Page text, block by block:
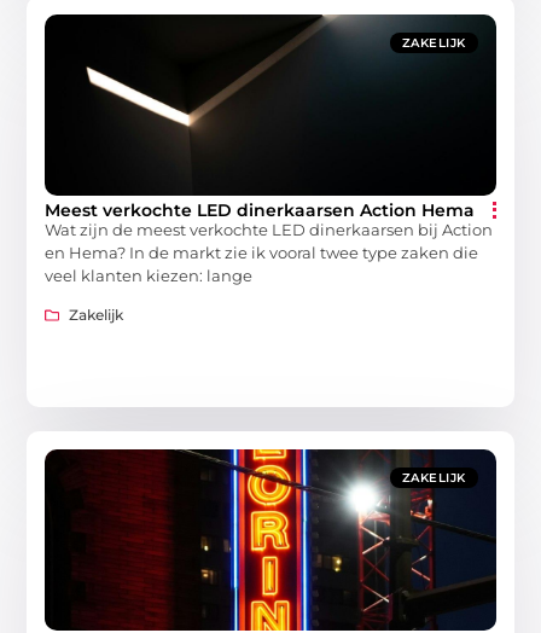
ZAKELIJK
Meest verkochte LED dinerkaarsen Action Hema
Wat zijn de meest verkochte LED dinerkaarsen bij Action
en Hema? In de markt zie ik vooral twee type zaken die
veel klanten kiezen: lange
Zakelijk
ZAKELIJK